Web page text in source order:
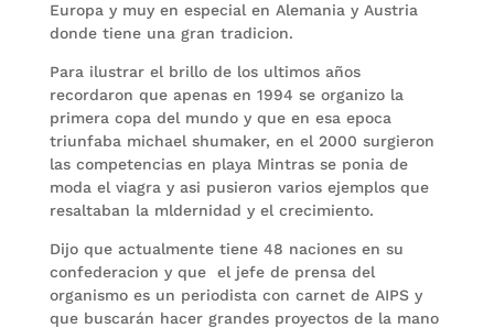
Europa y muy en especial en Alemania y Austria
donde tiene una gran tradicion.
Para ilustrar el brillo de los ultimos años
recordaron que apenas en 1994 se organizo la
primera copa del mundo y que en esa epoca
triunfaba michael shumaker, en el 2000 surgieron
las competencias en playa Mintras se ponia de
moda el viagra y asi pusieron varios ejemplos que
resaltaban la mldernidad y el crecimiento.
Dijo que actualmente tiene 48 naciones en su
confederacion y que el jefe de prensa del
organismo es un periodista con carnet de AIPS y
que buscarán hacer grandes proyectos de la mano